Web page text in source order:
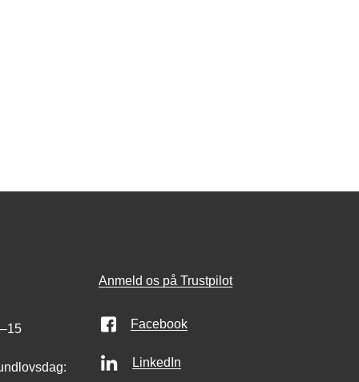
Anmeld os på Trustpilot
Facebook
LinkedIn